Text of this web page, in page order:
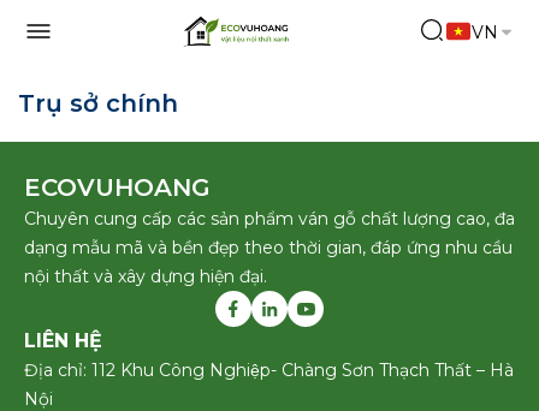
VN
Trụ sở chính
ECOVUHOANG
Chuyên cung cấp các sản phẩm ván gỗ chất lượng cao, đa
dạng mẫu mã và bền đẹp theo thời gian, đáp ứng nhu cầu
nội thất và xây dựng hiện đại.
LIÊN HỆ
Địa chỉ: 112 Khu Công Nghiệp- Chàng Sơn Thạch Thất – Hà
Nội